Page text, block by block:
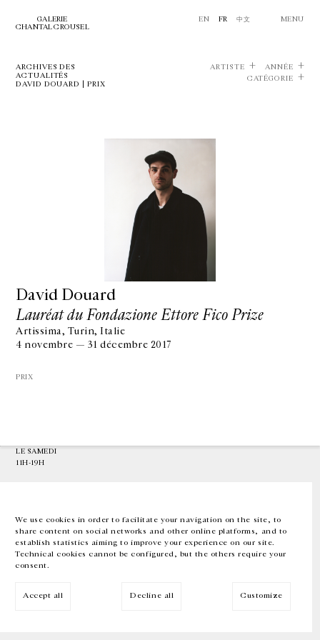
We use cookies in order to facilitate your navigation on the site, to
share content on social networks and other online platforms, and to
establish statistics aiming to improve your experience on our site.
Technical cookies cannot be configured, but the others require your
consent.
Accept all Decline all Customize
GALERIE
CHANTAL CROUSEL
EN FR 中文 MENU
ARCHIVES DES
ACTUALITÉS
DAVID DOUARD | PRIX
ARTISTE
ANNÉE
CATÉGORIE
David Douard
Lauréat du Fondazione Ettore Fico Prize
Artissima, Turin, Italie
4 novembre — 31 décembre 2017
PRIX
T.+33 1 42 77 38 87
LE SAMEDI
11H-19H
EN FR 中文 Facebook Instagram
Inscrivez-vous à notre newsletter